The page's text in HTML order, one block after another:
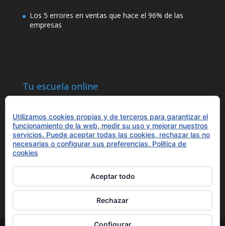
Los 5 errores en ventas que hace el 96% de las
empresas
Tu escuela online
¿Hablamos?
Utilizamos cookies propias y de terceros para garantizar el
funcionamiento de la web, medir su uso y mejorar nuestros
servicios. Puede aceptar todas las cookies, rechazar las no
necesarias o configurar sus preferencias. Política de
cookies
Aceptar todo
Rechazar
Configurar